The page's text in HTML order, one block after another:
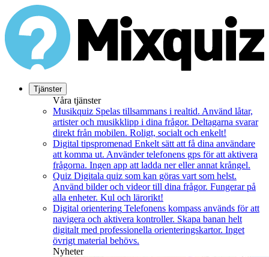
Tjänster
Våra tjänster
Musikquiz Spelas tillsammans i realtid. Använd låtar,
artister och musikklipp i dina frågor. Deltagarna svarar
direkt från mobilen. Roligt, socialt och enkelt!
Digital tipspromenad Enkelt sätt att få dina användare
att komma ut. Använder telefonens gps för att aktivera
frågorna. Ingen app att ladda ner eller annat krångel.
Quiz Digitala quiz som kan göras vart som helst.
Använd bilder och videor till dina frågor. Fungerar på
alla enheter. Kul och lärorikt!
Digital orientering Telefonens kompass används för att
navigera och aktivera kontroller. Skapa banan helt
digitalt med professionella orienteringskartor. Inget
övrigt material behövs.
Nyheter